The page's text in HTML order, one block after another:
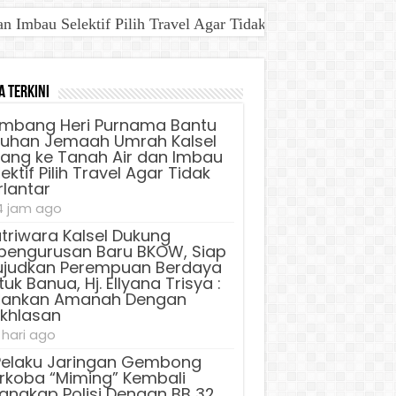
Imbau Selektif Pilih Travel Agar Tidak Terlantar
Untuk Banua, Hj. Ellyana Trisya : Jalankan Amanah
Terkini
Heri Purnama Bantu
Jemaah Umrah Kalsel
ke Tanah Air dan Imbau
Pilih Travel Agar Tidak
jam ago
Kalsel Dukung
Baru BKOW, Siap
Perempuan Berdaya
Banua, Hj. Ellyana Trisya :
Amanah Dengan
hari ago
Jaringan Gembong
“Miming” Kembali